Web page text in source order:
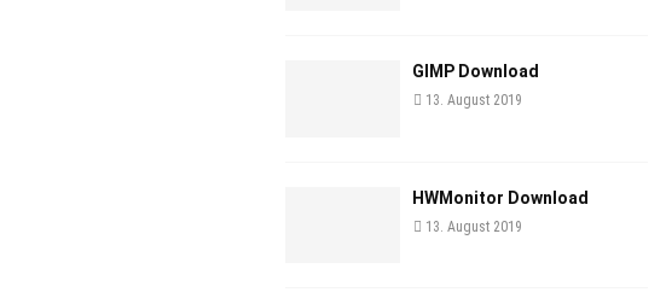
GIMP Download
13. August 2019
HWMonitor Download
13. August 2019